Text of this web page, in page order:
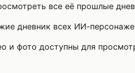
все её прошлые
дневник всех ИИ-
и фото доступны для